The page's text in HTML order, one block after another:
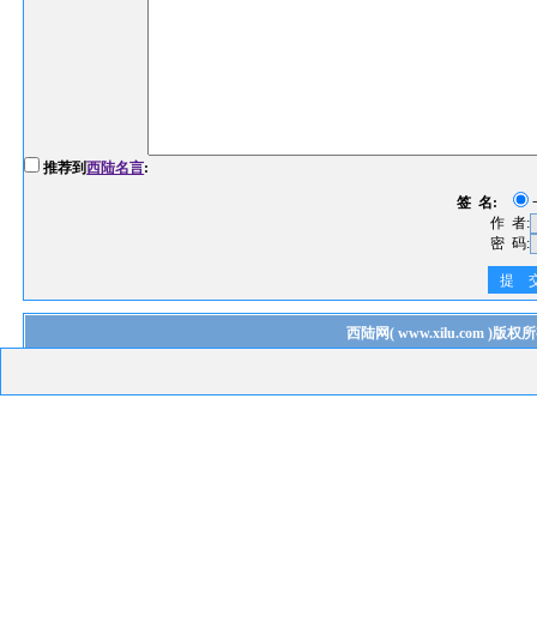
推荐到西陆名言:
签 名:
作 者:
密 码:
提
西陆网( www.xilu.com)版权